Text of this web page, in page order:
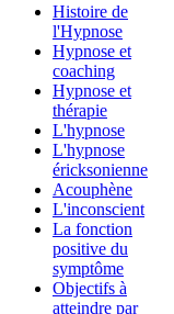
Histoire de
l'Hypnose
Hypnose et
coaching
Hypnose et
thérapie
L'hypnose
L'hypnose
éricksonienne
Acouphène
L'inconscient
La fonction
positive du
symptôme
Objectifs à
atteindre par